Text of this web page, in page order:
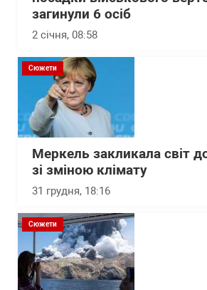
загинули 6 осіб
2 січня, 08:58
Сюжети
Меркель закликала світ
зі зміною клімату
31 грудня, 18:16
Сюжети